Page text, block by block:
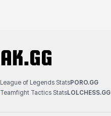
League of Legends StatsPORO.GG
Teamfight Tactics StatsLOLCHESS.GG